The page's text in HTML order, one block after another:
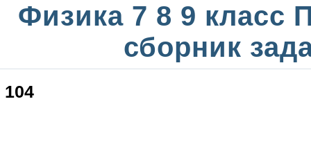
Физика 7 8 9 класс
сборник
104